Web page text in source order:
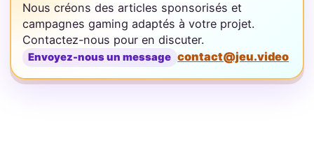
Nous créons des articles sponsorisés et
campagnes gaming adaptés à votre projet.
Contactez-nous pour en discuter.
Envoyez-nous un message contact@jeu.video